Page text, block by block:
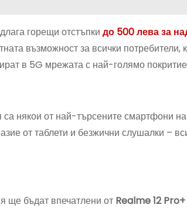
горещи отстъпки до 500 лева за
възможност за всички потребители,
в 5G мрежата с най-голямо
са някои от най-търсените смартфони
от таблети и безжични слушалки –
ще бъдат впечатлени от Realme12